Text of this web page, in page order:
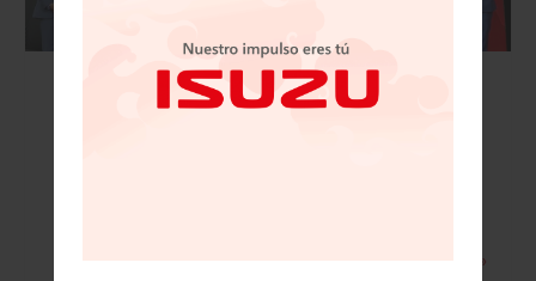
VISIÓN AUTOMOTRIZ REVISTA DIGITAL / 15
DE NOVIEMBRE 2025/IZUSU, IMPUSO MARCA
EN EXPOTRANSPORTE 2025
Leer más »